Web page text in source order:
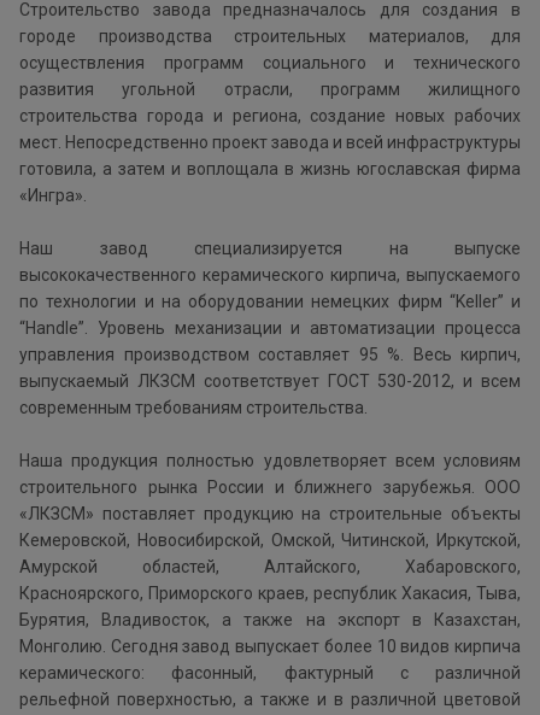
Строительство завода предназначалось для создания в
городе производства строительных материалов, для
осуществления программ социального и технического
развития угольной отрасли, программ жилищного
строительства города и региона, создание новых рабочих
мест. Непосредственно проект завода и всей инфраструктуры
готовила, а затем и воплощала в жизнь югославская фирма
«Ингра».
Наш завод специализируется на выпуске
высококачественного керамического кирпича, выпускаемого
по технологии и на оборудовании немецких фирм “Keller” и
“Handle”. Уровень механизации и автоматизации процесса
управления производством составляет 95 %. Весь кирпич,
выпускаемый ЛКЗСМ соответствует ГОСТ 530-2012, и всем
современным требованиям строительства.
Наша продукция полностью удовлетворяет всем условиям
строительного рынка России и ближнего зарубежья. ООО
«ЛКЗСМ» поставляет продукцию на строительные объекты
Кемеровской, Новосибирской, Омской, Читинской, Иркутской,
Амурской областей, Алтайского, Хабаровского,
Красноярского, Приморского краев, республик Хакасия, Тыва,
Бурятия, Владивосток, а также на экспорт в Казахстан,
Монголию. Сегодня завод выпускает более 10 видов кирпича
керамического: фасонный, фактурный с различной
рельефной поверхностью, а также и в различной цветовой